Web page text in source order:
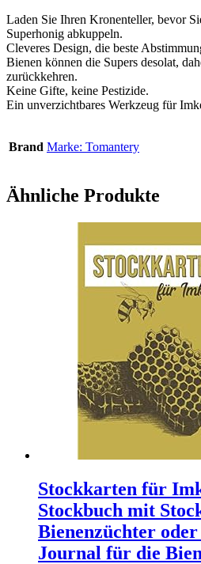
Laden Sie Ihren Kronenteller, bevor
Superhonig abkuppeln.
Cleveres Design, die beste
Bienen können die Supers desolat,
zurückkehren.
Keine Gifte, keine Pestizide.
Ein unverzichtbares Werkzeug für
Brand Marke: Tomantery
Ähnliche Produkte
Stockkarten für
Stockbuch mit
Bienenzüchter
Journal für die